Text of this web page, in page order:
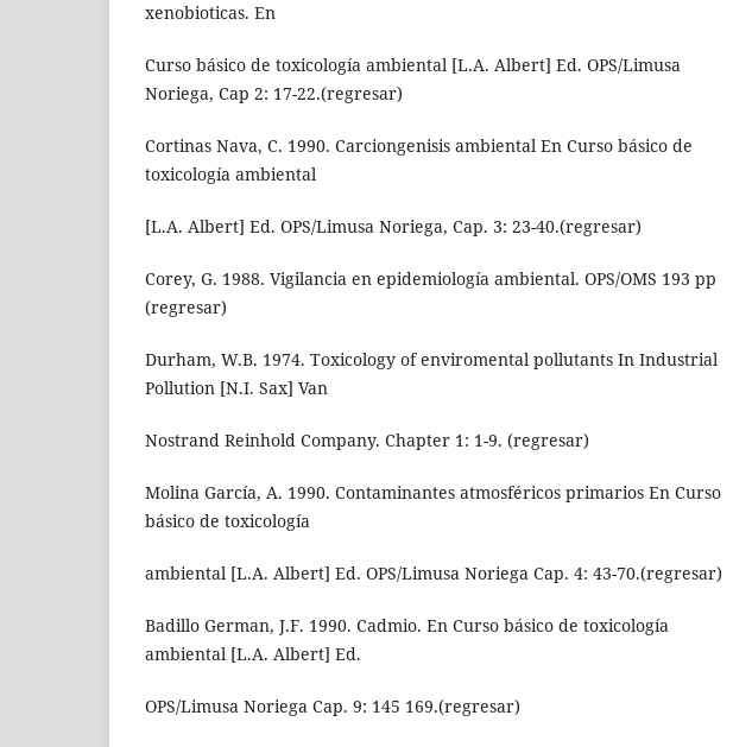
xenobioticas. En
Curso básico de toxicología ambiental [L.A. Albert] Ed. OPS/Limusa
Noriega, Cap 2: 17-22.(regresar)
Cortinas Nava, C. 1990. Carciongenisis ambiental En Curso básico de
toxicología ambiental
[L.A. Albert] Ed. OPS/Limusa Noriega, Cap. 3: 23-40.(regresar)
Corey, G. 1988. Vigilancia en epidemiología ambiental. OPS/OMS 193 pp
(regresar)
Durham, W.B. 1974. Toxicology of enviromental pollutants In Industrial
Pollution [N.I. Sax] Van
Nostrand Reinhold Company. Chapter 1: 1-9. (regresar)
Molina García, A. 1990. Contaminantes atmosféricos primarios En Curso
básico de toxicología
ambiental [L.A. Albert] Ed. OPS/Limusa Noriega Cap. 4: 43-70.(regresar)
Badillo German, J.F. 1990. Cadmio. En Curso básico de toxicología
ambiental [L.A. Albert] Ed.
OPS/Limusa Noriega Cap. 9: 145 169.(regresar)